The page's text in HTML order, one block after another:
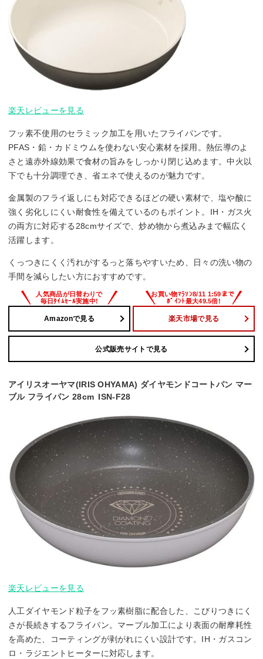
楽天レビューを見る
フッ素不使用のセラミック加工を用いたフライパンです。
PFAS・鉛・カドミウムを使わない安心素材を採用。熱伝導のよ
さと遠赤外線効果で食材の旨みをしっかり閉じ込めます。中火以
下でも十分調理でき、省エネで使えるのが魅力です。
金属製のフライ返しにも対応できるほどの硬い素材で、塩や酸に
強く劣化しにくい耐食性を備えているのもポイント。IH・ガス火
の両方に対応する28cmサイズで、炒め物から煮込みまで幅広く
活躍します。
くっつきにくく汚れがするっと落ちやすいため、日々の洗い物の
手間を減らしたい方におすすめです。
Amazonで見る 楽天市場で見る
公式販売サイトで見る
アイリスオーヤマ(IRIS OHYAMA) ダイヤモンドコートパン マー
ブル フライパン 28cm ISN-F28
楽天レビューを見る
人工ダイヤモンド粒子をフッ素樹脂に配合した、こびりつきにく
さが長続きするフライパン。マーブル加工により表面の耐摩耗性
を高めた、コーティングが剥がれにくい設計です。IH・ガスコン
ロ・ラジエントヒーターに対応します。